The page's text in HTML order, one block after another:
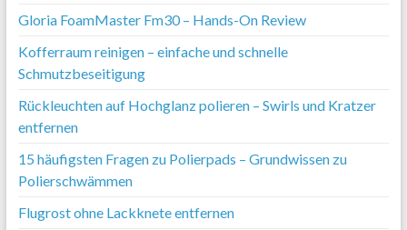
Gloria FoamMaster Fm30 – Hands-On Review
Kofferraum reinigen – einfache und schnelle
Schmutzbeseitigung
Rückleuchten auf Hochglanz polieren – Swirls und Kratzer
entfernen
15 häufigsten Fragen zu Polierpads – Grundwissen zu
Polierschwämmen
Flugrost ohne Lackknete entfernen